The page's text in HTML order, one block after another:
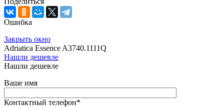
Ошибка
Закрыть окно
Adriatica Essence A3740.1111Q
Нашли дешевле
Нашли дешевле
Ваше имя
Контактный телефон*